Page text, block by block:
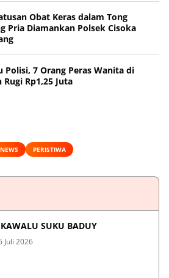
Obat Keras dalam Tong
Pria Diamankan Polsek Cisoka
Polisi, 7 Orang Peras Wanita di
Rp1,25 Juta
NEWS PERISTIWA
SUKU BADUY
Juli 2026